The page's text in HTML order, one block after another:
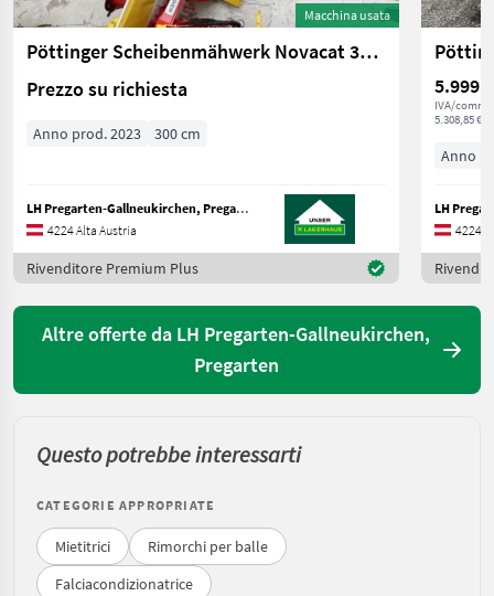
Macchina usata
Pöttinger Scheibenmähwerk Novacat 302 ED
Prezzo su richiesta
Anno prod. 2023 300 cm
LH Pregarten-Gallneukirchen, Pregarten
4224 Alta Austria
Rivenditore Premium Plus
5.999 €
IVA/
5.308,85 €
Anno
4224
Altre offerte da LH Pregarten-Gallneukirchen,
Pregarten
Questo potrebbe interessarti
CATEGORIE APPROPRIATE
Mietitrici
Rimorchi per balle
Falciacondizionatrice